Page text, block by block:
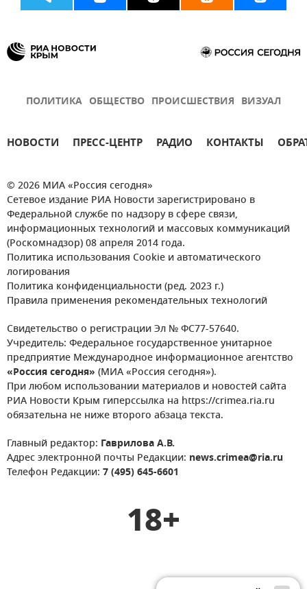
ПОЛИТИКА ОБЩЕСТВО ПРОИСШЕСТВИЯ ВИЗУАЛ
НОВОСТИ ПРЕСС-ЦЕНТР РАДИО КОНТАКТЫ
© 2026 МИА «Россия сегодня»
Сетевое издание РИА Новости зарегистрировано в
Федеральной службе по надзору в сфере связи,
информационных технологий и массовых коммуникаций
(Роскомнадзор) 08 апреля 2014 года.
Политика использования Cookie и автоматического
логирования
Политика конфиденциальности (ред. 2023 г.)
Правила применения рекомендательных технологий
Свидетельство о регистрации Эл № ФС77-57640.
Учредитель: Федеральное государственное унитарное
предприятие Международное информационное агентство
«Россия сегодня» (МИА «Россия сегодня»).
При любом использовании материалов и новостей сайта
РИА Новости Крым гиперссылка на https://crimea.ria.ru
обязательна не ниже второго абзаца текста.
Главный редактор: Гаврилова А.В.
Адрес электронной почты Редакции: news.crimea@ria.ru
Телефон Редакции: 7 (495) 645-6601
18+